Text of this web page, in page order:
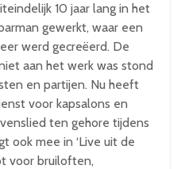
10 jaar lang in het
gewerkt, waar een
werd gecreëerd. De
aan het werk was stond
en partijen. Nu heeft
voor kapsalons en
ten gehore tijdens
ook mee in ‘Live uit de
voor bruiloften,